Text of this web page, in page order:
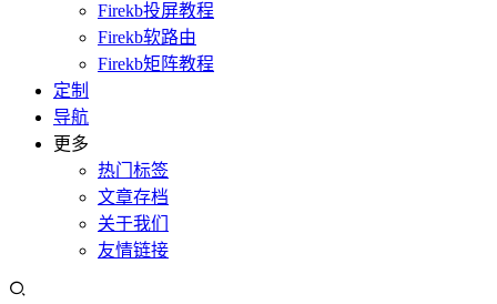
Firekb投屏教程
Firekb软路由
Firekb矩阵教程
定制
导航
更多
热门标签
文章存档
关于我们
友情链接